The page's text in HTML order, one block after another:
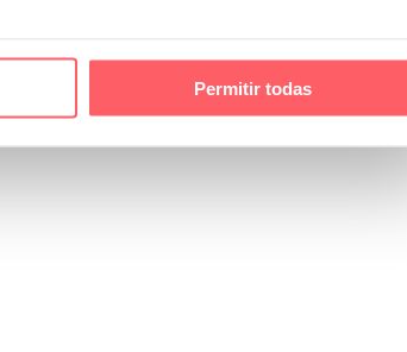
Permitir todas